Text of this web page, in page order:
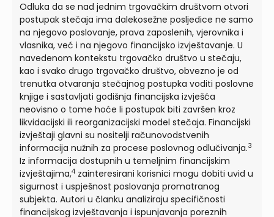
Odluka da se nad jednim trgovačkim društvom otvori
postupak stečaja ima dalekosežne posljedice ne samo
na njegovo poslovanje, prava zaposlenih, vjerovnika i
vlasnika, već i na njegovo financijsko izvještavanje. U
navedenom kontekstu trgovačko društvo u stečaju,
kao i svako drugo trgovačko društvo, obvezno je od
trenutka otvaranja stečajnog postupka voditi poslovne
knjige i sastavljati godišnja financijska izvješća
neovisno o tome hoće li postupak biti završen kroz
likvidacijski ili reorganizacijski model stečaja. Financijski
izvještaji glavni su nositelji računovodstvenih
informacija nužnih za procese poslovnog odlučivanja.3
Iz informacija dostupnih u temeljnim financijskim
izvještajima,4 zainteresirani korisnici mogu dobiti uvid u
sigurnost i uspješnost poslovanja promatranog
subjekta. Autori u članku analiziraju specifičnosti
financijskog izvještavanja i ispunjavanja poreznih